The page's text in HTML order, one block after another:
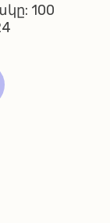
100